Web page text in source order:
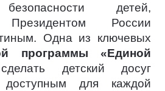
детей,
Президентом России
Одна из ключевых
программы «Единой
детский досуг
для каждой